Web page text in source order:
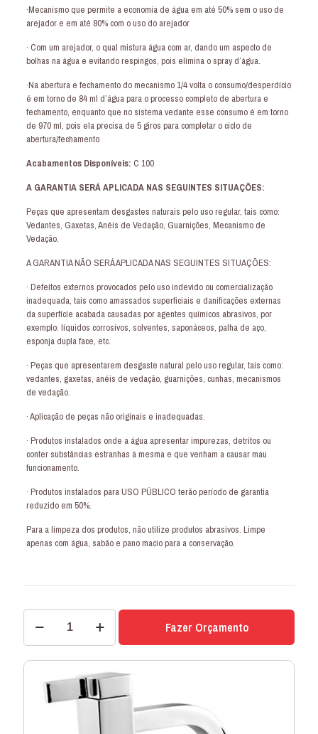
·Mecanismo que permite a economia de água em até 50% sem o uso de
arejador e em até 80% com o uso do arejador
· Com um arejador, o qual mistura água com ar, dando um aspecto de
bolhas na água e evitando respingos, pois elimina o spray d’água.
·Na abertura e fechamento do mecanismo 1/4 volta o consumo/desperdício
é em torno de 84 ml d’água para o processo completo de abertura e
fechamento, enquanto que no sistema vedante esse consumo é em torno
de 970 ml, pois ela precisa de 5 giros para completar o ciclo de
abertura/fechamento
Acabamentos Disponíveis: C 100
A GARANTIA SERÁ APLICADA NAS SEGUINTES SITUAÇÕES:
Peças que apresentam desgastes naturais pelo uso regular, tais como:
Vedantes, Gaxetas, Anéis de Vedação, Guarnições, Mecanismo de
Vedação.
A GARANTIA NÃO SERÁ APLICADA NAS SEGUINTES SITUAÇÕES:
· Defeitos externos provocados pelo uso indevido ou comercialização
inadequada, tais como amassados superficiais e danificações externas
da superfície acabada causadas por agentes químicos abrasivos, por
exemplo: líquidos corrosivos, solventes, saponáceos, palha de aço,
esponja dupla face, etc.
· Peças que apresentarem desgaste natural pelo uso regular, tais como:
vedantes, gaxetas, anéis de vedação, guarnições, cunhas, mecanismos
de vedação.
· Aplicação de peças não originais e inadequadas.
· Produtos instalados onde a água apresentar impurezas, detritos ou
conter substâncias estranhas à mesma e que venham a causar mau
funcionamento.
· Produtos instalados para USO PÚBLICO terão período de garantia
reduzido em 50%.
Para a limpeza dos produtos, não utilize produtos abrasivos. Limpe
apenas com água, sabão e pano macio para a conservação.
TOR.
LAVATÓRIO
1/4
SQUARE
Fazer Orçamento